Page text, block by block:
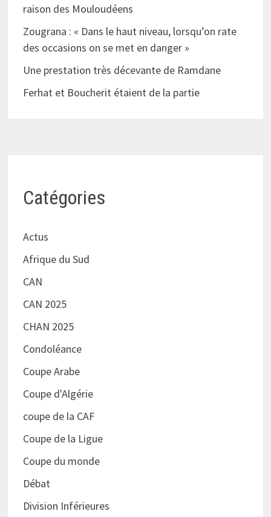
raison des Mouloudéens
Zougrana : « Dans le haut niveau, lorsqu’on rate
des occasions on se met en danger »
Une prestation très décevante de Ramdane
Ferhat et Boucherit étaient de la partie
Catégories
Actus
Afrique du Sud
CAN
CAN 2025
CHAN 2025
Condoléance
Coupe Arabe
Coupe d'Algérie
coupe de la CAF
Coupe de la Ligue
Coupe du monde
Débat
Division Inférieures